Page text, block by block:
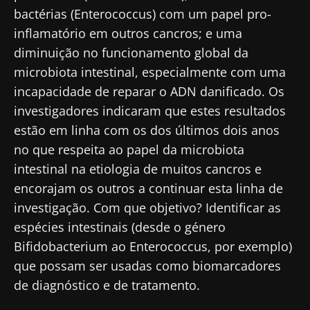
bactérias (Enterococcus) com um papel pro-
inflamatório em outros cancros; e uma
diminuição no funcionamento global da
microbiota intestinal, especialmente com uma
incapacidade de reparar o ADN danificado. Os
investigadores indicaram que estes resultados
estão em linha com os dos últimos dois anos
no que respeita ao papel da microbiota
intestinal na etiologia de muitos cancros e
encorajam os outros a continuar esta linha de
investigação. Com que objetivo? Identificar as
espécies intestinais (desde o género
Bifidobacterium ao Enterococcus, por exemplo)
que possam ser usadas como biomarcadores
de diagnóstico e de tratamento.
Redirecionamento
Você está prestes a ser redirecionado e
deixar nosso site
Ficar no site do Biocodex Microbiota Institute
Mantenha-se
informado
Junte-se à comunidade de profissionais de
saúde e investigadores da Microbiota e
receba o "Microbiota Digest" e o "HCP
Magazine" para se manter atualizado com as
últimas notícias sobre a microbiota.
Gostaria de me inscrever para receber mais
Magazine" para se manter atualizado com as
últimas notícias sobre a microbiota.
Gostaria de me inscrever para receber mais
informações sobre a Biocodex
Eu li e aceito ascondições gerais de utilização
e apolítica de privacidadedo Biocodex
Microbiota Institute.
* Campo obrigatório
BMI 20-35